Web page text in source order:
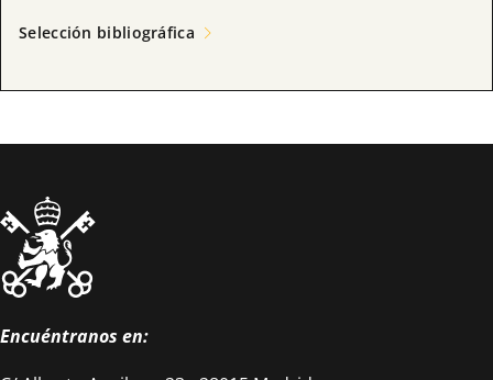
Selección bibliográfica
Encuéntranos en: